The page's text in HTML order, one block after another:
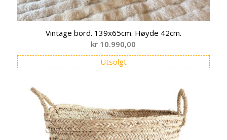
Vintage bord. 139x65cm. Høyde 42cm.
kr 10.990,00
Utsolgt